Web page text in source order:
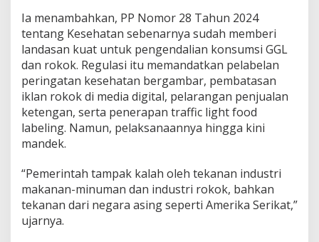
Ia menambahkan, PP Nomor 28 Tahun 2024
tentang Kesehatan sebenarnya sudah memberi
landasan kuat untuk pengendalian konsumsi GGL
dan rokok. Regulasi itu memandatkan pelabelan
peringatan kesehatan bergambar, pembatasan
iklan rokok di media digital, pelarangan penjualan
ketengan, serta penerapan traffic light food
labeling. Namun, pelaksanaannya hingga kini
mandek.
“Pemerintah tampak kalah oleh tekanan industri
makanan-minuman dan industri rokok, bahkan
tekanan dari negara asing seperti Amerika Serikat,”
ujarnya.